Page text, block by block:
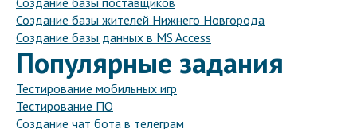
Создание базы жителей Нижнего Новгорода
Создание базы данных в MS Access
Популярные задания
Тестирование мобильных игр
Тестирование ПО
Создание чат бота в телеграм